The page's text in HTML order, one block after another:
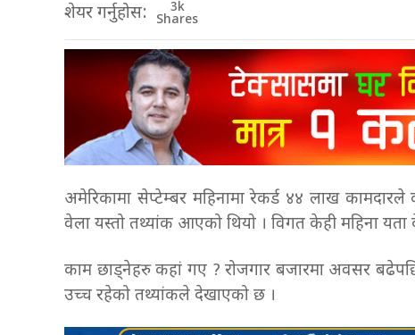
शेयर गर्नुहोस: 3k
Shares
अमेरिकामा सेप्टेम्बर महिनामा रेकर्ड ४४ लाख
वेला यस्तो तथ्यांक आएको थियो । विगत केही महिना
काम छाड्नेहरु कहां गए ? रोजगार बजारमा अवसर
उच्च रहेको तथ्यांकले देखाएको छ ।